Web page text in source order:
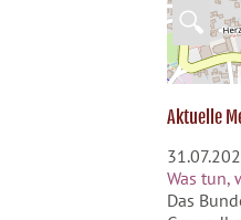
🔍
Aktuelle
Was tun,
Das